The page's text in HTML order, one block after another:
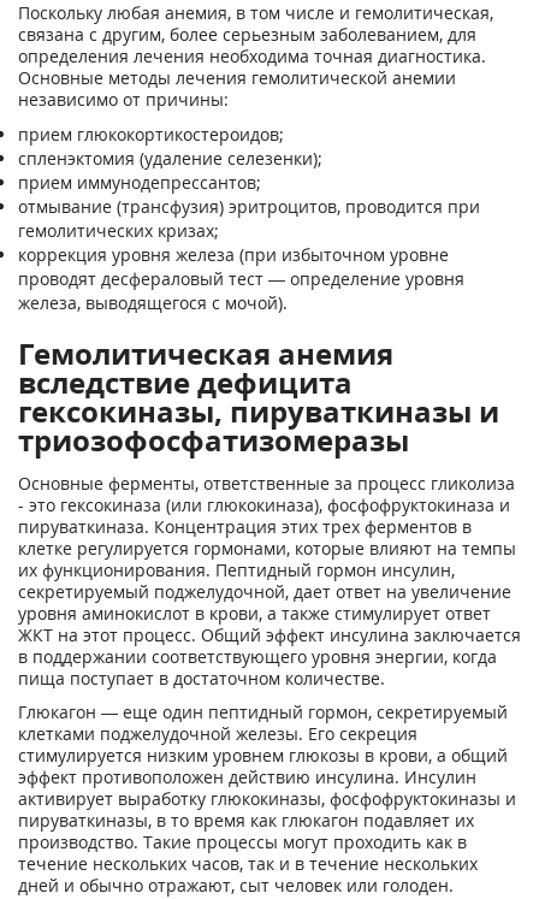
Поскольку любая анемия, в том числе и гемолитическая,
связана с другим, более серьезным заболеванием, для
определения лечения необходима точная диагностика.
Основные методы лечения гемолитической анемии
независимо от причины:
прием глюкокортикостероидов;
спленэктомия (удаление селезенки);
прием иммунодепрессантов;
отмывание (трансфузия) эритроцитов, проводится при
гемолитических кризах;
коррекция уровня железа (при избыточном уровне
проводят десфераловый тест — определение уровня
железа, выводящегося с мочой).
Гемолитическая анемия
вследствие дефицита
гексокиназы, пируваткиназы и
триозофосфатизомеразы
Основные ферменты, ответственные за процесс гликолиза
- это гексокиназа (или глюкокиназа), фосфофруктокиназа и
пируваткиназа. Концентрация этих трех ферментов в
клетке регулируется гормонами, которые влияют на темпы
их функционирования. Пептидный гормон инсулин,
секретируемый поджелудочной, дает ответ на увеличение
уровня аминокислот в крови, а также стимулирует ответ
ЖКТ на этот процесс. Общий эффект инсулина заключается
в поддержании соответствующего уровня энергии, когда
пища поступает в достаточном количестве.
Глюкагон — еще один пептидный гормон, секретируемый
клетками поджелудочной железы. Его секреция
стимулируется низким уровнем глюкозы в крови, а общий
эффект противоположен действию инсулина. Инсулин
активирует выработку глюкокиназы, фосфофруктокиназы и
пируваткиназы, в то время как глюкагон подавляет их
производство. Такие процессы могут проходить как в
течение нескольких часов, так и в течение нескольких
дней и обычно отражают, сыт человек или голоден.